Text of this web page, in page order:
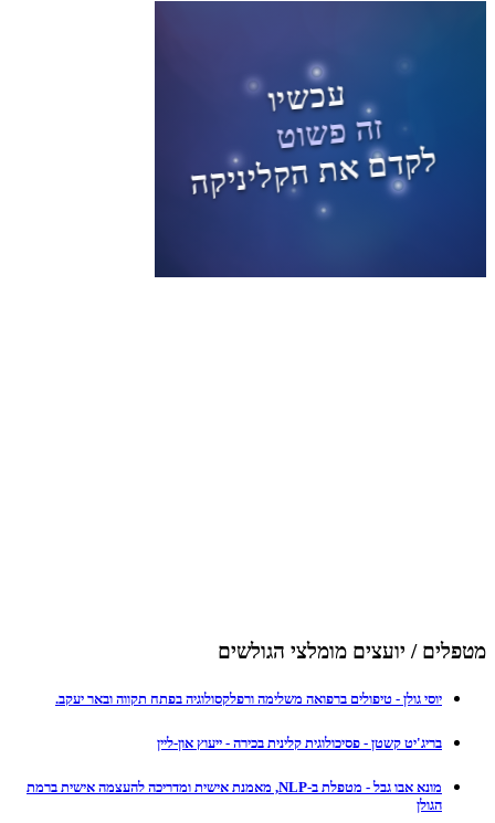
מטפלים / יועצים מומלצי הגולשים
יוסי גולן - טיפולים ברפואה משלימה ורפלקסולוגיה בפתח תקווה ובאר יעקב.
בריג'יט קשטן - פסיכולוגית קלינית בכירה - ייעוץ און-ליין
מונא אבו גבל - מטפלת ב-NLP, מאמנת אישית ומדריכה להעצמה אישית ברמת
הגולן